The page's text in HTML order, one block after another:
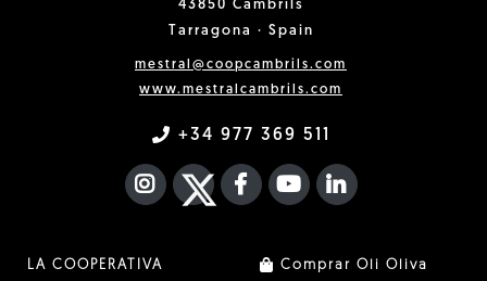
43850 Cambrils
Tarragona · Spain
mestral@coopcambrils.com
www.mestralcambrils.com
+34 977 369 511
INSTAGRAM
TWITTER
FACEBOOK F
YOUTUBEFA LINKEDIN
LA COOPERATIVA
Comprar Oli Oliva